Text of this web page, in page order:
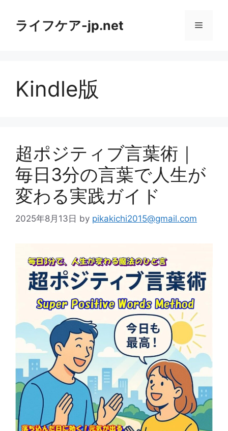
ライフケア-jp.net メ
Kindle版
超ポジティブ言葉術｜
毎日3分の言葉で人生が
変わる実践ガイド
2025年8月13日 by pikakichi2015@gmail.com